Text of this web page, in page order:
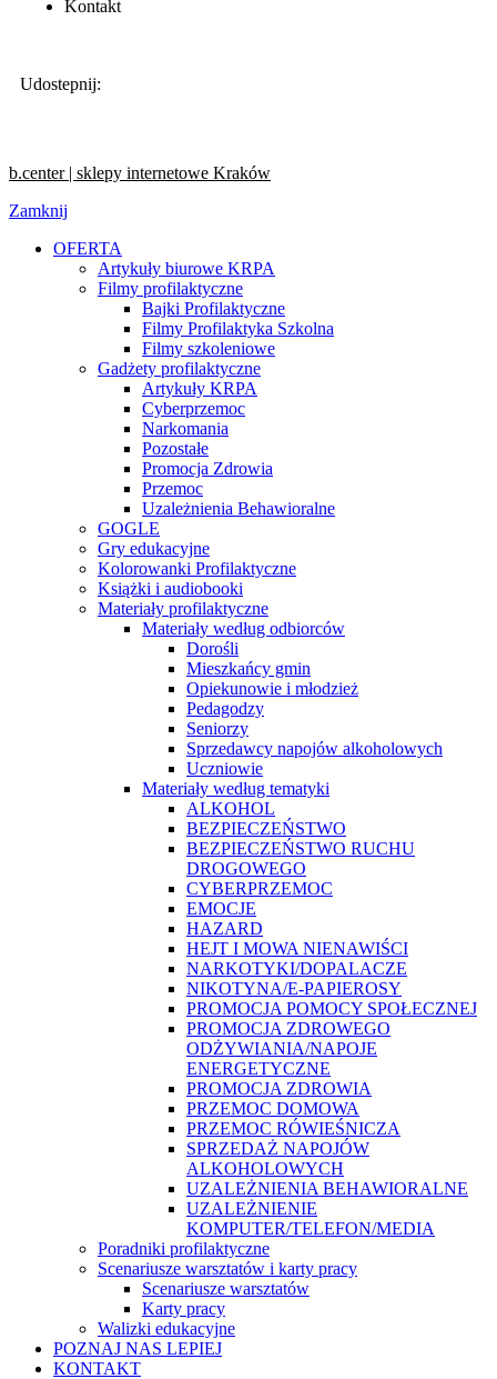
Kontakt
Udostepnij:
b.center | sklepy internetowe Kraków
Zamknij
OFERTA
Artykuły biurowe KRPA
Filmy profilaktyczne
Bajki Profilaktyczne
Filmy Profilaktyka Szkolna
Filmy szkoleniowe
Gadżety profilaktyczne
Artykuły KRPA
Cyberprzemoc
Narkomania
Pozostałe
Promocja Zdrowia
Przemoc
Uzależnienia Behawioralne
GOGLE
Gry edukacyjne
Kolorowanki Profilaktyczne
Książki i audiobooki
Materiały profilaktyczne
Materiały według odbiorców
Dorośli
Mieszkańcy gmin
Opiekunowie i młodzież
Pedagodzy
Seniorzy
Sprzedawcy napojów alkoholowych
Uczniowie
Materiały według tematyki
ALKOHOL
BEZPIECZEŃSTWO
BEZPIECZEŃSTWO RUCHU
DROGOWEGO
CYBERPRZEMOC
EMOCJE
HAZARD
HEJT I MOWA NIENAWIŚCI
NARKOTYKI/DOPALACZE
NIKOTYNA/E-PAPIEROSY
PROMOCJA POMOCY SPOŁECZNEJ
PROMOCJA ZDROWEGO
ODŻYWIANIA/NAPOJE
ENERGETYCZNE
PROMOCJA ZDROWIA
PRZEMOC DOMOWA
PRZEMOC RÓWIEŚNICZA
SPRZEDAŻ NAPOJÓW
ALKOHOLOWYCH
UZALEŻNIENIA BEHAWIORALNE
UZALEŻNIENIE
KOMPUTER/TELEFON/MEDIA
Poradniki profilaktyczne
Scenariusze warsztatów i karty pracy
Scenariusze warsztatów
Karty pracy
Walizki edukacyjne
POZNAJ NAS LEPIEJ
KONTAKT